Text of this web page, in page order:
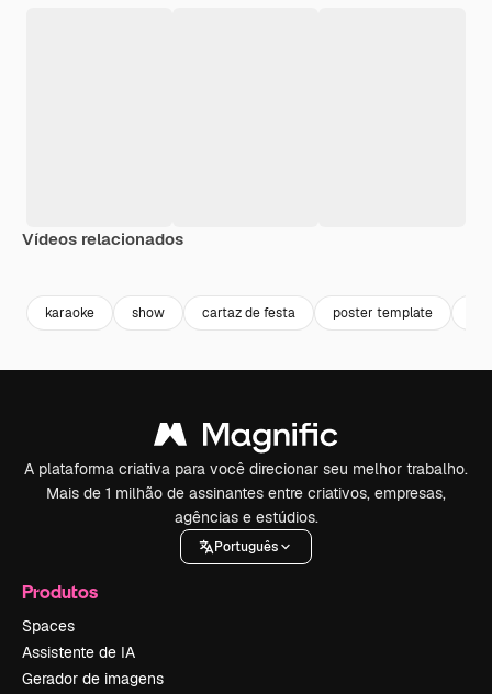
Vídeos relacionados
karaoke show cartaz de festa poster template
A plataforma criativa para você direcionar seu melhor trabalho.
Mais de 1 milhão de assinantes entre criativos, empresas,
agências e estúdios.
Português
Produtos
Spaces
Assistente de IA
Gerador de imagens